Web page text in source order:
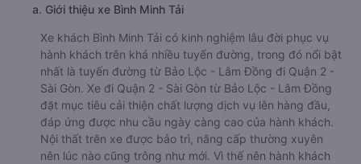
a. Giới thiệu xe Bình Minh Tải
Xe khách Bình Minh Tải có kinh nghiệm lâu đời phục vụ
hành khách trên khá nhiều tuyến đường, trong đó nổi bật
nhất là tuyến đường từ Bảo Lộc - Lâm Đồng đi Quận 2 -
Sài Gòn. Xe đi Quận 2 - Sài Gòn từ Bảo Lộc - Lâm Đồng
đặt mục tiêu cải thiện chất lượng dịch vụ lên hàng đầu,
đáp ứng được nhu cầu ngày càng cao của hành khách.
Nội thất trên xe được bảo trì, nâng cấp thường xuyên
nên lúc nào cũng trông như mới. Vì thế nên hành khách